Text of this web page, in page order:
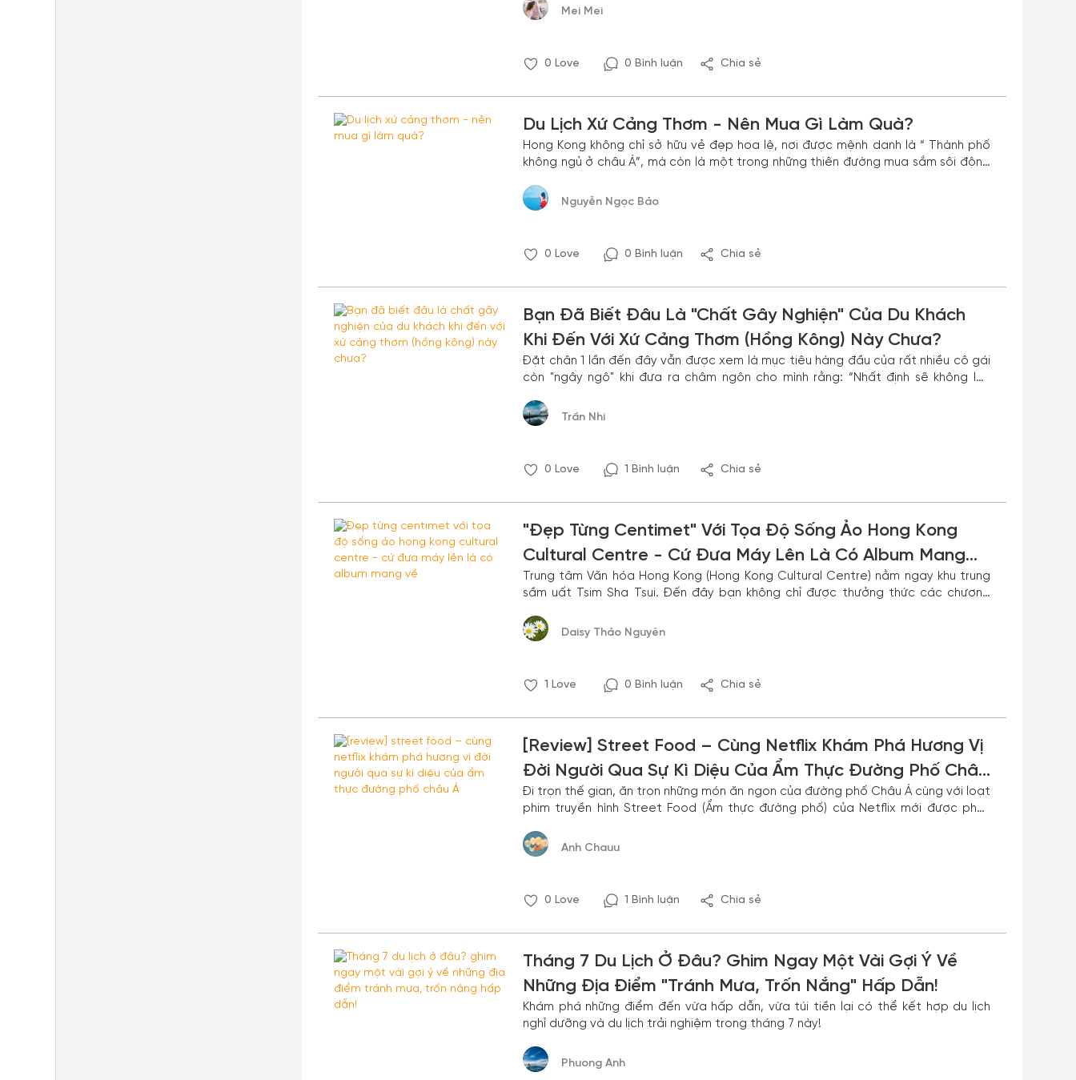
Mei Mei
0 Love 0 Bình luận Chia sẻ
Du Lịch Xứ Cảng Thơm - Nên Mua Gì Làm Quà?
Hong Kong không chỉ sở hữu vẻ đẹp hoa lệ, nơi được mệnh danh là “ Thành phố
không ngủ ở châu Á”, mà còn là một trong những thiên đường mua sắm sôi động
Nguyễn Ngọc Bảo
0 Love 0 Bình luận Chia sẻ
Bạn Đã Biết Đâu Là "chất Gây Nghiện" Của Du Khách
Khi Đến Với Xứ Cảng Thơm (Hồng Kông) Này Chưa?
Đặt chân 1 lần đến đây vẫn được xem là mục tiêu hàng đầu của rất nhiều cô gái
còn "ngây ngô" khi đưa ra châm ngôn cho mình rằng: “Nhất định sẽ không lấy
Trần Nhi
0 Love 1 Bình luận Chia sẻ
"Đẹp Từng Centimet" Với Tọa Độ Sống Ảo Hong Kong
Cultural Centre - Cứ Đưa Máy Lên Là Có Album Mang
Về
Trung tâm Văn hóa Hong Kong (Hong Kong Cultural Centre) nằm ngay khu trung
sầm uất Tsim Sha Tsui. Đến đây bạn không chỉ được thưởng thức các chương
tượng kiến trúc đặc sắc tại Hong Kong.
Daisy Thảo Nguyên
1 Love 0 Bình luận Chia sẻ
[Review] Street Food – Cùng Netflix Khám Phá Hương Vị
Đời Người Qua Sự Kì Diệu Của Ẩm Thực Đường Phố Châu
Á
Đi trọn thế gian, ăn trọn những món ăn ngon của đường phố Châu Á cùng với loạt
phim truyền hình Street Food (Ẩm thực đường phố) của Netflix mới được phát
Anh Chauu
0 Love 1 Bình luận Chia sẻ
Tháng 7 Du Lịch Ở Đâu? Ghim Ngay Một Vài Gợi Ý Về
Những Địa Điểm "tránh Mưa, Trốn Nắng" Hấp Dẫn!
Khám phá những điểm đến vừa hấp dẫn, vừa túi tiền lại có thể kết hợp du lịch
nghỉ dưỡng và du lịch trải nghiệm trong tháng 7 này!
Phuong Anh